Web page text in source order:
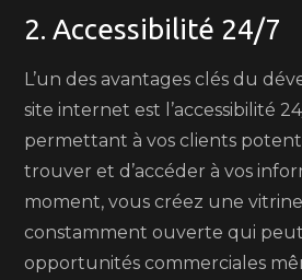
2. Accessibilité 24/7
L’un des avantages clés du
site internet est l’accessibilité
permettant à vos clients
trouver et d’accéder à vos
moment, vous créez une
constamment ouverte qui
opportunités commerciales